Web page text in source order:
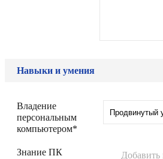
Навыки и умения
Владение
персональным
компьютером*
Знание ПК